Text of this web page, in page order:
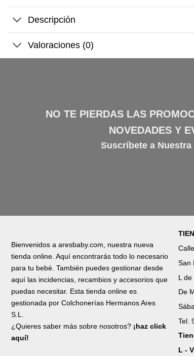
Descripción
Valoraciones (0)
NO TE PIERDAS LAS
NOVEDADES Y
Suscríbete a
Bienvenidos a aresbaby.com, nuestra nueva
tienda online. Aquí encontrarás todo lo necesario
para tu bebé. También puedes gestionar desde
aquí las incidencias, recambios y accesorios que
puedas necesitar. Esta tienda online es
gestionada por Colchonerías Hermanos Ares
S.L.
¿Quieres saber más sobre nosotros? ¡haz click
aquí!
San
L
De
Tel.
L -